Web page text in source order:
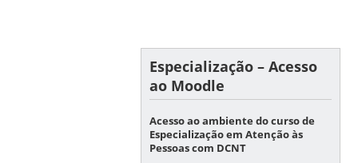
Especialização – Acesso
ao Moodle
Acesso ao ambiente do curso de
Especialização em Atenção às
Pessoas com DCNT